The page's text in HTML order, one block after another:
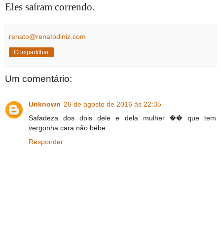
Eles saíram correndo.
renato@renatodiniz.com
Compartilhar
Um comentário:
Unknown 26 de agosto de 2016 às 22:35
Safadeza dos dois dele e dela mulher �� que tem
vergonha cara não bébe.
Responder